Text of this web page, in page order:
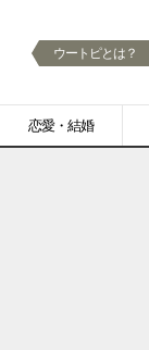
恋愛・結婚
ウートピとは？